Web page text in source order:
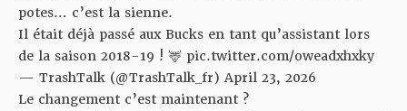
potes… c’est la sienne.
Il était déjà passé aux Bucks en tant qu’assistant lors
de la saison 2018-19 ! 🦌 pic.twitter.com/oweadxhxky
— TrashTalk (@TrashTalk_fr) April 23, 2026
Le changement c’est maintenant ?